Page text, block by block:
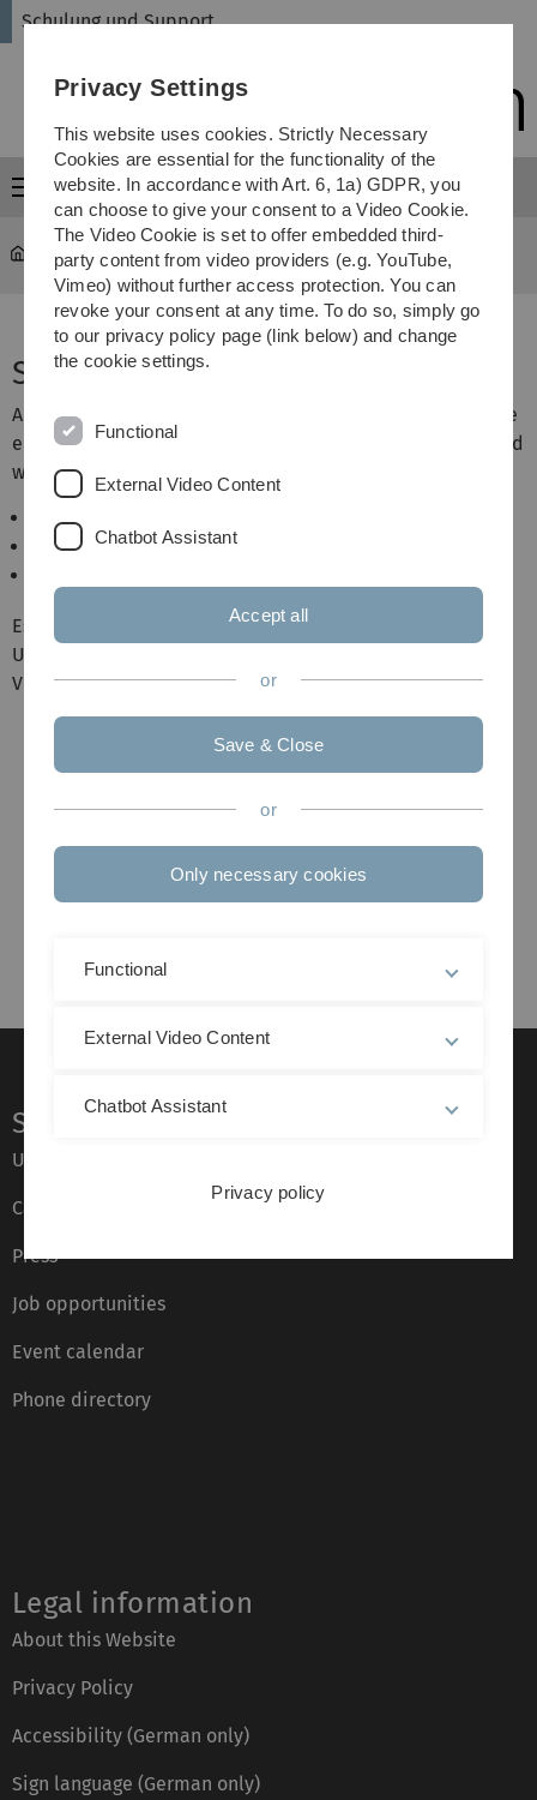
Skip
Skip
Skip
Skip
Schulung und Support
Menu
schulung ... Seitengestaltung
Seiteninhalt "Seitengestaltung"
Auf den folgenden Seiten finden Sie Informationen wie sie
einen Textblock ansprechend mit zusätzlichen Bildern und
weiteren Gestaltungselementen auflockern können.
Textgestaltung, Infobox, Kontaktdaten
Textgestaltung, Accordionbox, Nachrichten
Es stehen verschiedene Elemente zur Verfügung. Um die
Umsetzung zu erleichtern, finden Sie auf den Seiten
Verlinkungen zu den passenden Tutorials.
Service
Ulm University glossary
Campus maps
Press
Job opportunities
Event calendar
Phone directory
Legal information
About this Website
Privacy Policy
Accessibility (German only)
Sign language (German only)
Privacy Settings
This website uses cookies. Strictly Necessary
Cookies are essential for the functionality of the
website. In accordance with Art. 6, 1a) GDPR, you
can choose to give your consent to a Video Cookie.
The Video Cookie is set to offer embedded third-
party content from video providers (e.g. YouTube,
Vimeo) without further access protection. You can
revoke your consent at any time. To do so, simply go
to our privacy policy page (link below) and change
the cookie settings.
Functional
External Video Content
Chatbot Assistant
Accept all
or
Save & Close
or
Only necessary cookies
Functional
External Video Content
Chatbot Assistant
Privacy policy